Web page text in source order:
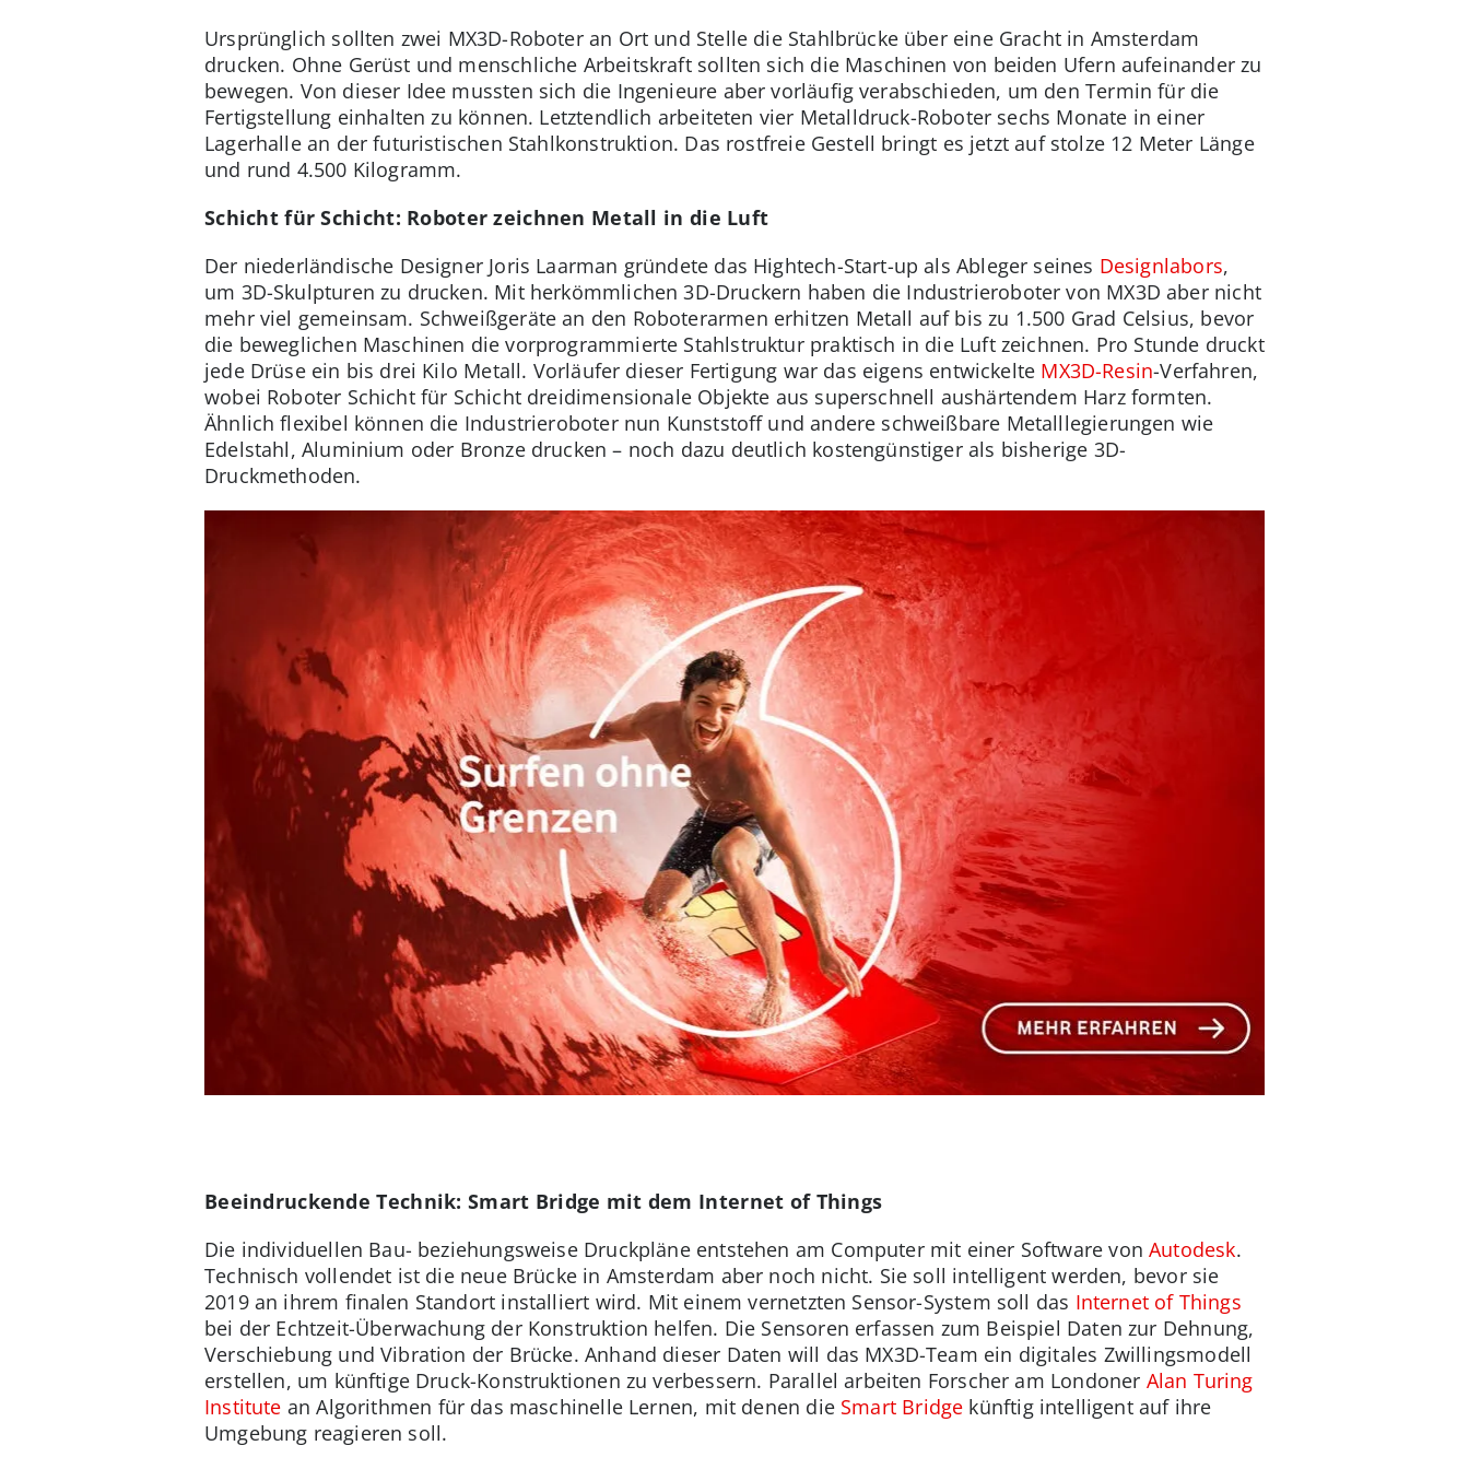
Ursprünglich sollten zwei MX3D-Roboter an Ort und Stelle die Stahlbrücke über eine Gracht in Amsterdam
drucken. Ohne Gerüst und menschliche Arbeitskraft sollten sich die Maschinen von beiden Ufern aufeinander zu
bewegen. Von dieser Idee mussten sich die Ingenieure aber vorläufig verabschieden, um den Termin für die
Fertigstellung einhalten zu können. Letztendlich arbeiteten vier Metalldruck-Roboter sechs Monate in einer
Lagerhalle an der futuristischen Stahlkonstruktion. Das rostfreie Gestell bringt es jetzt auf stolze 12 Meter Länge
und rund 4.500 Kilogramm.
Schicht für Schicht: Roboter zeichnen Metall in die Luft
Der niederländische Designer Joris Laarman gründete das Hightech-Start-up als Ableger seines Designlabors,
um 3D-Skulpturen zu drucken. Mit herkömmlichen 3D-Druckern haben die Industrieroboter von MX3D aber nicht
mehr viel gemeinsam. Schweißgeräte an den Roboterarmen erhitzen Metall auf bis zu 1.500 Grad Celsius, bevor
die beweglichen Maschinen die vorprogrammierte Stahlstruktur praktisch in die Luft zeichnen. Pro Stunde druckt
jede Drüse ein bis drei Kilo Metall. Vorläufer dieser Fertigung war das eigens entwickelte MX3D-Resin-Verfahren,
wobei Roboter Schicht für Schicht dreidimensionale Objekte aus superschnell aushärtendem Harz formten.
Ähnlich flexibel können die Industrieroboter nun Kunststoff und andere schweißbare Metalllegierungen wie
Edelstahl, Aluminium oder Bronze drucken – noch dazu deutlich kostengünstiger als bisherige 3D-
Druckmethoden.
Beeindruckende Technik: Smart Bridge mit dem Internet of Things
Die individuellen Bau- beziehungsweise Druckpläne entstehen am Computer mit einer Software vonAutodesk.
Technisch vollendet ist die neue Brücke in Amsterdam aber noch nicht. Sie soll intelligent werden, bevor sie
2019 an ihrem finalen Standort installiert wird. Mit einem vernetzten Sensor-System soll das Internet of Things
bei der Echtzeit-Überwachung der Konstruktion helfen. Die Sensoren erfassen zum Beispiel Daten zur Dehnung,
Verschiebung und Vibration der Brücke. Anhand dieser Daten will das MX3D-Team ein digitales Zwillingsmodell
erstellen, um künftige Druck-Konstruktionen zu verbessern. Parallel arbeiten Forscher am Londoner Alan Turing
Institute an Algorithmen für das maschinelle Lernen, mit denen die Smart Bridge künftig intelligent auf ihre
Umgebung reagieren soll.